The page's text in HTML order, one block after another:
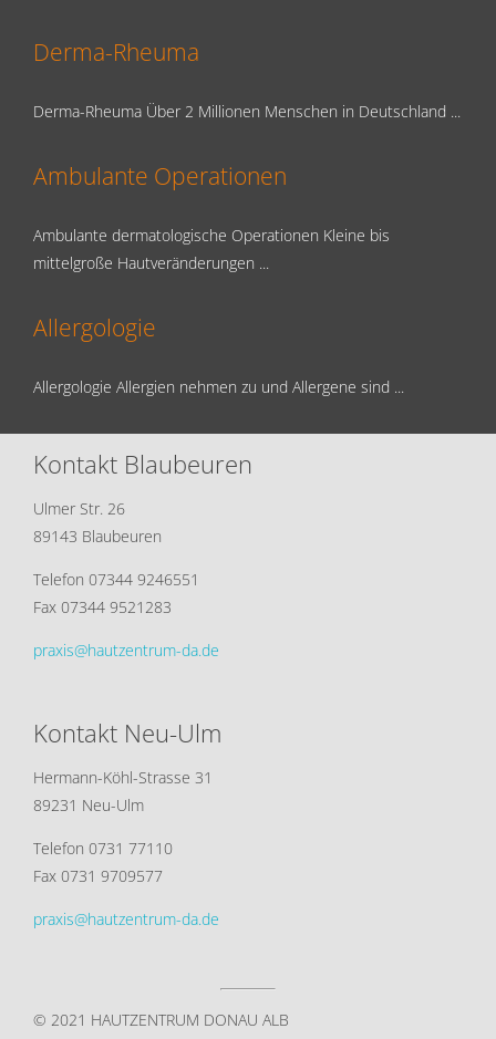
Derma-Rheuma
Derma-Rheuma Über 2 Millionen Menschen in Deutschland ...
Ambulante Operationen
Ambulante dermatologische Operationen Kleine bis
mittelgroße Hautveränderungen ...
Allergologie
Allergologie Allergien nehmen zu und Allergene sind ...
Kontakt Blaubeuren
Ulmer Str. 26
89143 Blaubeuren
Telefon 07344 9246551
Fax 07344 9521283
praxis@hautzentrum-da.de
Kontakt Neu-Ulm
Hermann-Köhl-Strasse 31
89231 Neu-Ulm
Telefon 0731 77110
Fax 0731 9709577
praxis@hautzentrum-da.de
© 2021 HAUTZENTRUM DONAU ALB